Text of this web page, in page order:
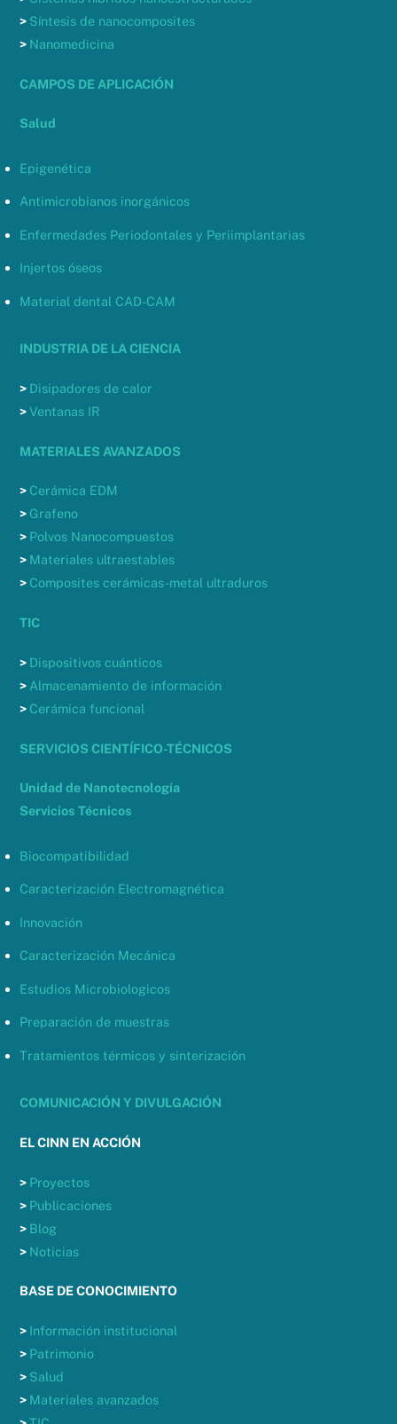
> Síntesis de nanocomposites
> Nanomedicina
CAMPOS DE APLICACIÓN
Salud
Epigenética
Antimicrobianos inorgánicos
Enfermedades Periodontales y Periimplantarias
Injertos óseos
Material dental CAD-CAM
INDUSTRIA DE LA CIENCIA
> Disipadores de calor
>Ventanas IR
MATERIALES AVANZADOS
> Cerámica EDM
> Grafeno
> Polvos Nanocompuestos
> Materiales ultraestables
> Composites cerámicas-metal ultraduros
TIC
> Dispositivos cuánticos
> Almacenamiento de información
> Cerámica funcional
SERVICIOS CIENTÍFICO-TÉCNICOS
Unidad de Nanotecnología
Servicios Técnicos
Biocompatibilidad
Caracterización Electromagnética
Innovación
Caracterización Mecánica
Estudios Microbiologicos
Preparación de muestras
Tratamientos térmicos y sinterización
COMUNICACIÓN Y DIVULGACIÓN
EL CINN EN ACCIÓN
> Proyectos
> Publicaciones
> Blog
> Noticias
BASE DE CONOCIMIENTO
> Información institucional
> Patrimonio
> Salud
> Materiales avanzados